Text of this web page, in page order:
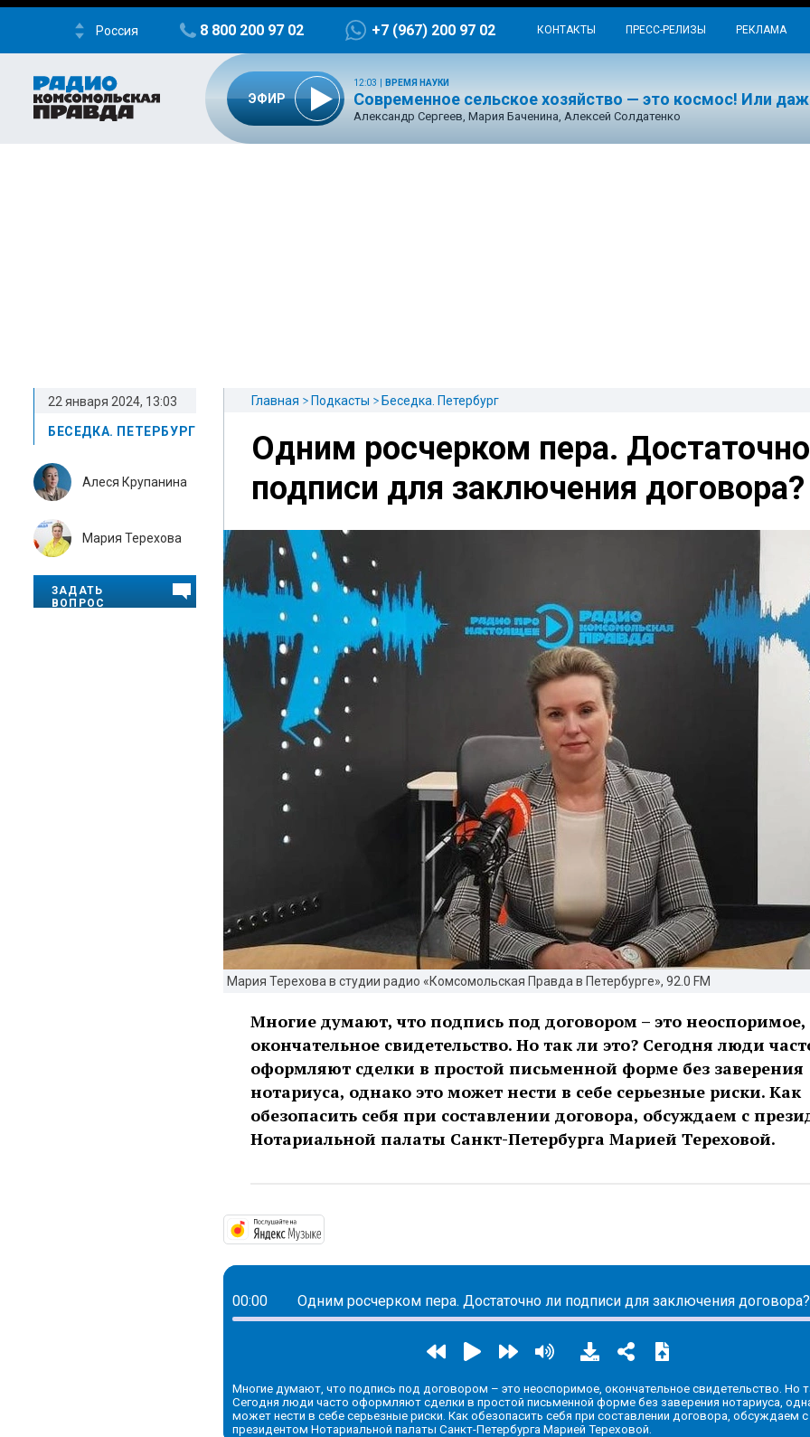
Россия 8 800 200 97 02 +7 (967) 200 97 02 КОНТАКТЫ ПРЕСС-РЕЛИЗЫ РЕКЛАМА
ЭФИР
12:03 ВРЕМЯ НАУКИ
Современное сельское хозяйство — это космос! Или
Александр Сергеев, Мария Баченина, Алексей Солдатенко
Главная Подкасты Беседка. Петербург
Одним росчерком пера.
подписи для заключения договора?
Мария Терехова в студии радио «Комсомольская Правда в Петербурге», 92.0 FM
Многие думают, что подпись под договором – это неоспоримое,
окончательное свидетельство. Но так ли это? Сегодня люди
оформляют сделки в простой письменной форме без заверения
нотариуса, однако это может нести в себе серьезные риски. Как
обезопасить себя при составлении договора, обсуждаем с
Нотариальной палаты Санкт-Петербурга Марией Тереховой.
00:00 Одним росчерком пера. Достаточно ли подписи для заключения договора?
Многие думают, что подпись под договором – это неоспоримое, окончательное свидетельство. Но
Сегодня люди часто оформляют сделки в простой письменной форме без заверения нотариуса,
может нести в себе серьезные риски. Как обезопасить себя при составлении договора, обсуждаем с
президентом Нотариальной палаты Санкт-Петербурга Марией Тереховой.
22 января 2024, 13:03
БЕСЕДКА. ПЕТЕРБУРГ
Алеся Крупанина
Мария Терехова
ЗАДАТЬ
ВОПРОС